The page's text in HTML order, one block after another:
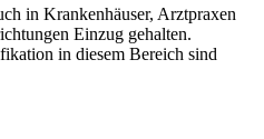
in Krankenhäuser, Arztpraxen
Einzug gehalten.
in diesem Bereich sind